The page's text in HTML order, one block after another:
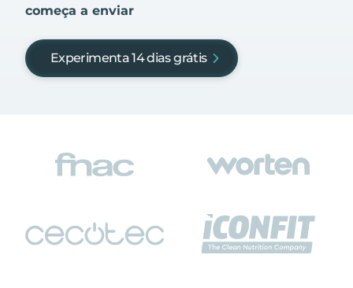
começa a enviar
Experimenta 14 dias grátis